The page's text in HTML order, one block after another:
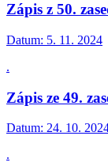
Zápis z 50.
Datum: 5. 11. 2024
.
Zápis ze 49.
Datum: 24. 10.
.